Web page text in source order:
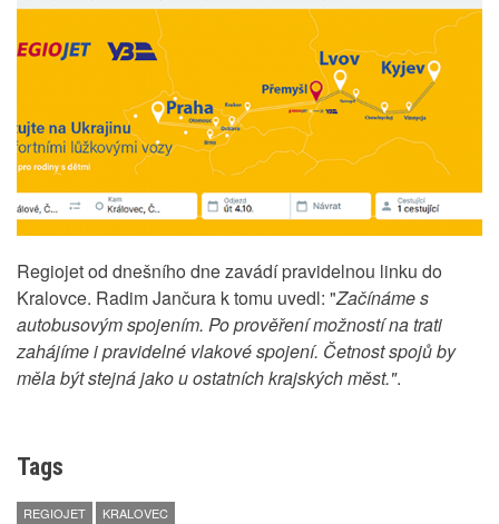
Regiojet od dnešního dne zavádí pravidelnou linku do
Kralovce. Radim Jančura k tomu uvedl: "Začínáme s
autobusovým spojením. Po prověření možností na trati
zahájíme i pravidelné vlakové spojení. Četnost spojů by
měla být stejná jako u ostatních krajských měst.".
Tags
REGIOJET KRALOVEC